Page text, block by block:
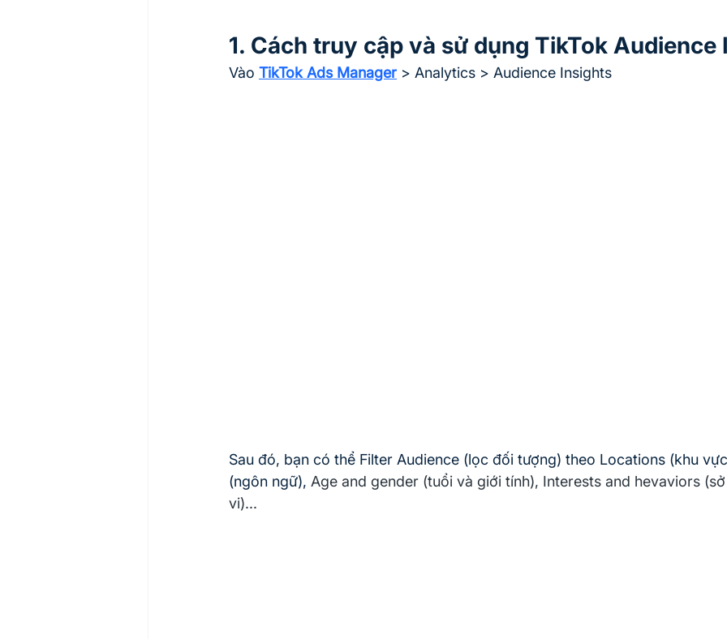
1. Cách truy cập và sử dụng TikTok Audience
Vào TikTok Ads Manager > Analytics > Audience Insights
Sau đó, bạn có thể Filter Audience (lọc đối tượng) theo Locations (khu
(ngôn ngữ), Age and gender (tuổi và giới tính), Interests and hevaviors
vi)...